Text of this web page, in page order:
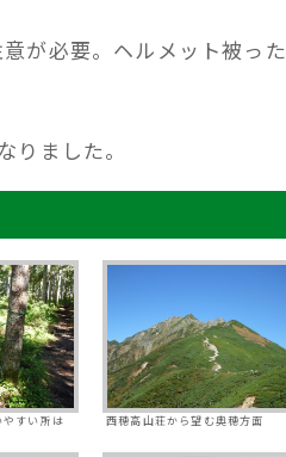
が必要。ヘルメット被った
ました。
やすい所は
西穂高山荘から望む奥穂方面